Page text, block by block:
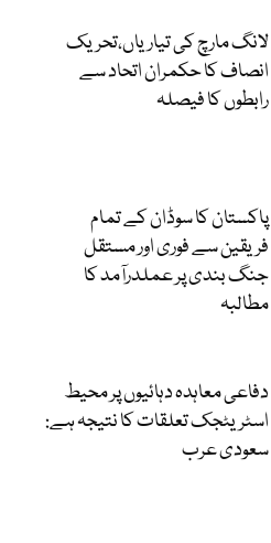
لانگ مارچ کی تیاریاں،تحریک
انصاف کا حکمران اتحاد سے
رابطوں کا فیصلہ
پاکستان کا سوڈان کے تمام
فریقین سے فوری اور مستقل
جنگ بندی پر عملدرآمد کا
مطالبہ
دفاعی معاہدہ دہائیوں پر محیط
اسٹریٹجک تعلقات کا نتیجہ ہے:
سعودی عرب